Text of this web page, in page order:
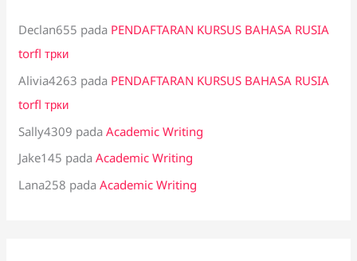
Declan655 pada PENDAFTARAN KURSUS BAHASA RUSIA
torfl трки
Alivia4263 pada PENDAFTARAN KURSUS BAHASA RUSIA
torfl трки
Sally4309 padaAcademic Writing
Jake145 padaAcademic Writing
Lana258 padaAcademic Writing